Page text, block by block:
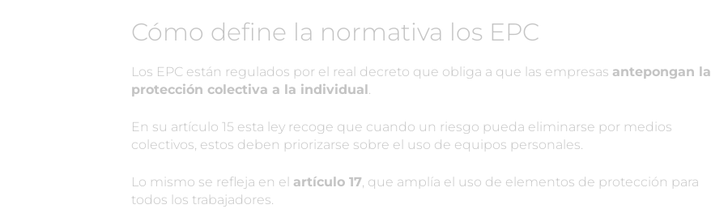
Cómo define la normativa los EPC
Los EPC están regulados por el real decreto que obliga a que las empresas antepongan la
protección colectiva a la individual .
En su artículo 15 esta ley recoge que cuando un riesgo pueda eliminarse por medios
colectivos, estos deben priorizarse sobre el uso de equipos personales.
Lo mismo se refleja en el artículo 17, que amplía el uso de elementos de protección para
todos los trabajadores.